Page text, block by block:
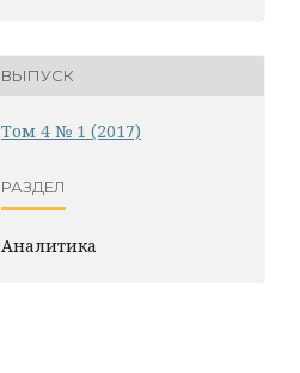
ВЫПУСК
Том 4 № 1 (2017)
РАЗДЕЛ
Аналитика